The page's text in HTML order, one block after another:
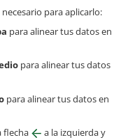
necesario para aplicarlo:
para alinear tus datos en
para alinear tus datos
para alinear tus datos en
flecha
a la izquierda y